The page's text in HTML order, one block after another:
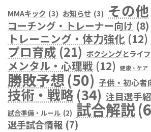
MMAキック (3) お知らせ (3) その他
コーチング・トレーナー向け (8)
トレーニング・体力強化 (12)
プロ育成 (21) ボクシングとライ
メンタル・心理戦 (12) 健康・ケア
勝敗予想(50) 子供・初心者
技術・戦略(34) 注目選手
試合準備・ルール (2) 試合解説
選手試合情報 (7)